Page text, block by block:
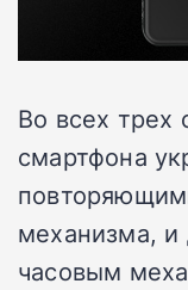
Во всех трех
смартфона
механизма,
часовым